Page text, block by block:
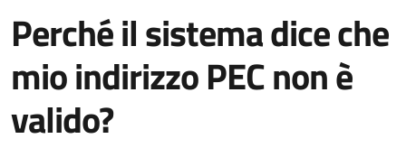
Perché il sistema dice che
mio indirizzo PEC non è
valido?